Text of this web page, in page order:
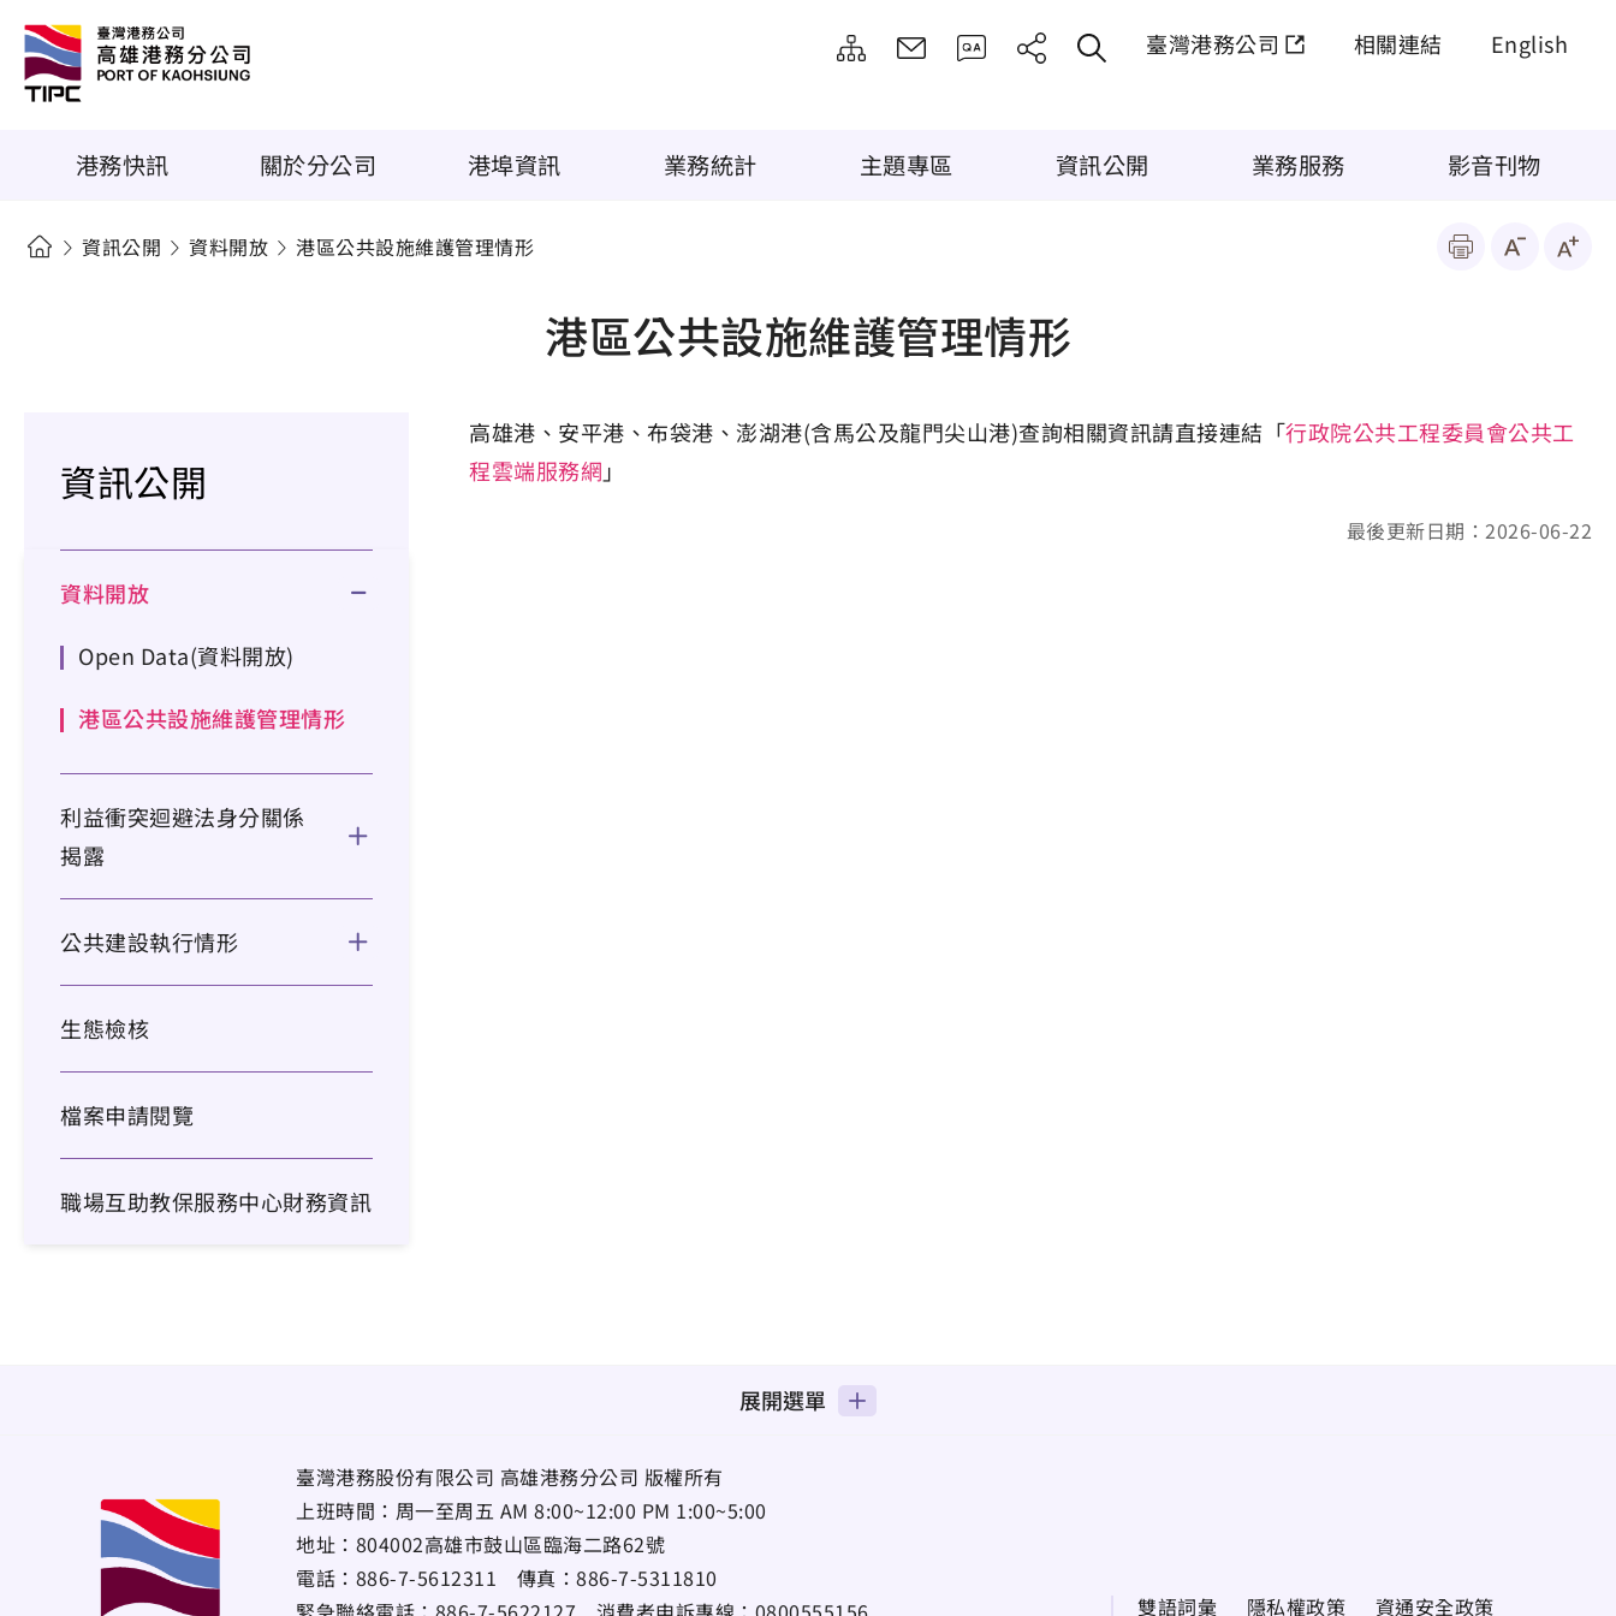
臺灣港務公司 相關連結 English
港務快訊 關於分公司 港埠資訊 業務統計 主題專區 資訊公開 業務服務 影音刊物
資訊公開 資料開放 港區公共設施維護管理情形
港區公共設施維護管理情形
資訊公開
資料開放
Open Data(資料開放)
港區公共設施維護管理情形
利益衝突迴避法身分關係
揭露
公共建設執行情形
生態檢核
檔案申請閱覽
職場互助教保服務中心財務資訊
高雄港、安平港、布袋港、澎湖港(含馬公及龍門尖山港)查詢相關資訊請直接連結「行政院公共工程委員會公共工
程雲端服務網 」
最後更新日期：2026-06-22
展開選單
臺灣港務股份有限公司 高雄港務分公司 版權所有
上班時間：周一至周五 AM 8:00~12:00 PM 1:00~5:00
地址： 804002高雄市鼓山區臨海二路62號
電話： 886-7-5612311 傳真： 886-7-5311810
雙語詞彙 隱私權政策 資通安全政策